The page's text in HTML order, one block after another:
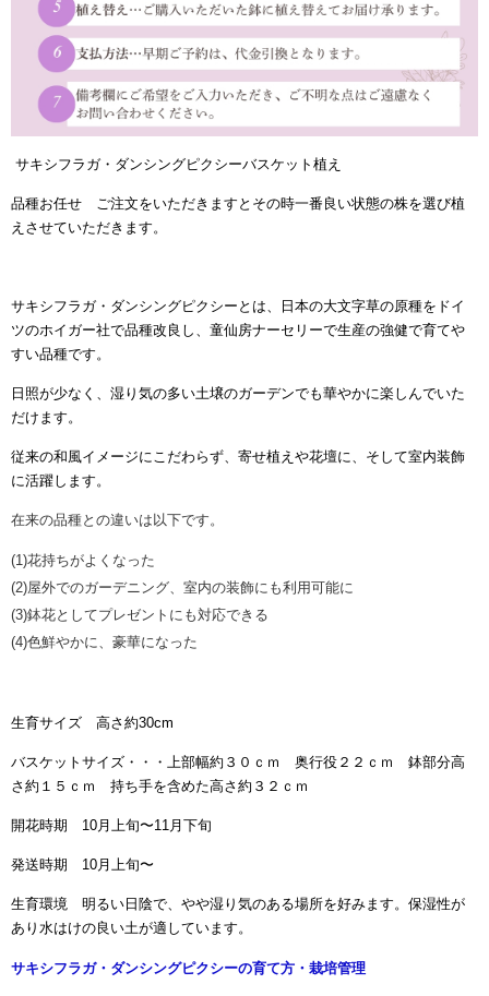
サキシフラガ・ダンシングピクシーバスケット植え
品種お任せ ご注文をいただきますとその時一番良い状態の株を選び植
えさせていただきます。
サキシフラガ・ダンシングピクシーとは、日本の大文字草の原種をドイ
ツのホイガー社で品種改良し、童仙房ナーセリーで生産の強健で育てや
すい品種です。
日照が少なく、湿り気の多い土壌のガーデンでも華やかに楽しんでいた
だけます。
従来の和風イメージにこだわらず、寄せ植えや花壇に、そして室内装飾
に活躍します。
在来の品種との違いは以下です。
(1)花持ちがよくなった
(2)屋外でのガーデニング、室内の装飾にも利用可能に
(3)鉢花としてプレゼントにも対応できる
(4)色鮮やかに、豪華になった
生育サイズ 高さ約30cm
バスケットサイズ・・・上部幅約３０ｃｍ 奥行役２２ｃｍ 鉢部分高
さ約１５ｃｍ 持ち手を含めた高さ約３２ｃｍ
開花時期 10月上旬〜11月下旬
発送時期 10月上旬〜
生育環境 明るい日陰で、やや湿り気のある場所を好みます。保湿性が
あり水はけの良い土が適しています。
サキシフラガ・ダンシングピクシーの育て方・栽培管理